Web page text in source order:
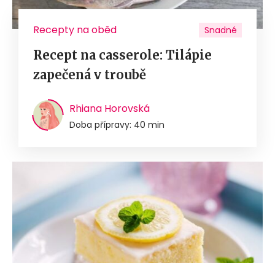
Recepty na oběd Snadné
Recept na casserole: Tilápie
zapečená v troubě
Rhiana Horovská
Doba přípravy: 40 min